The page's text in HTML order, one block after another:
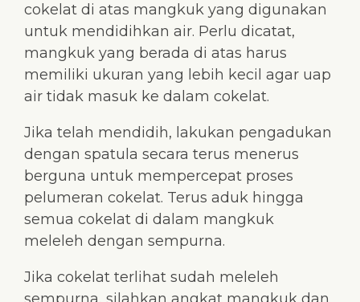
cokelat di atas mangkuk yang digunakan
untuk mendidihkan air. Perlu dicatat,
mangkuk yang berada di atas harus
memiliki ukuran yang lebih kecil agar uap
air tidak masuk ke dalam cokelat.
Jika telah mendidih, lakukan pengadukan
dengan spatula secara terus menerus
berguna untuk mempercepat proses
pelumeran cokelat. Terus aduk hingga
semua cokelat di dalam mangkuk
meleleh dengan sempurna.
Jika cokelat terlihat sudah meleleh